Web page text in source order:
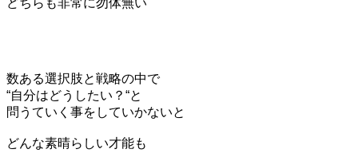
数ある選択肢と戦略の中で
“自分はどうしたい？“と
問うていく事をしていかないと
どんな素晴らしい才能も